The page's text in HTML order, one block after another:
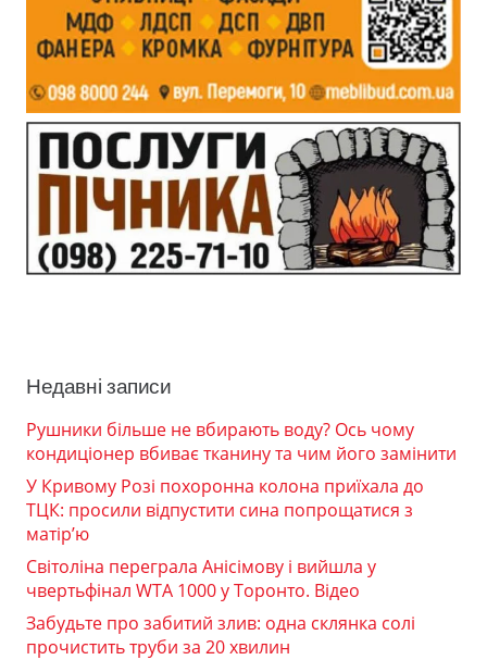
Недавні записи
Рушники більше не вбирають воду? Ось чому
кондиціонер вбиває тканину та чим його замінити
У Кривому Розі похоронна колона приїхала до
ТЦК: просили відпустити сина попрощатися з
матір’ю
Світоліна переграла Анісімову і вийшла у
чвертьфінал WTA 1000 у Торонто. Відео
Забудьте про забитий злив: одна склянка солі
прочистить труби за 20 хвилин